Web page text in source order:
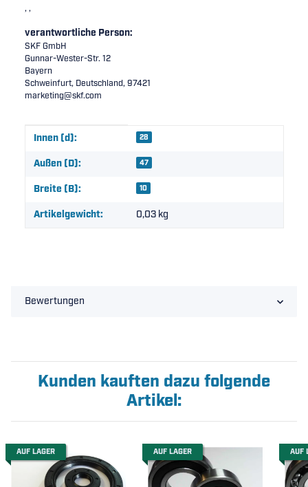
, ,
verantwortliche Person:
SKF GmbH
Gunnar-Wester-Str. 12
Bayern
Schweinfurt, Deutschland, 97421
marketing@skf.com
Produkteigenschaft
Wert
Innen (d): 28
Außen (D): 47
Breite (B): 10
Artikelgewicht: 0,03 kg
Bewertungen
Kunden kauften dazu folgende
Artikel:
AUF LAGER AUF LAGER AUF